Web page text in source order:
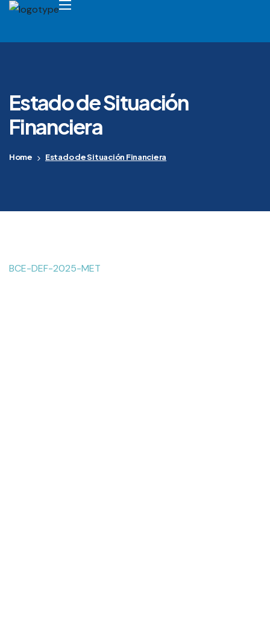
Estado de Situación
Financiera
Home Estado de Situación Financiera
BCE-DEF-2025-MET